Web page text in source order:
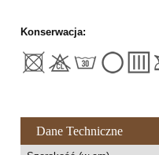
Konserwacja:
Dane Techniczne